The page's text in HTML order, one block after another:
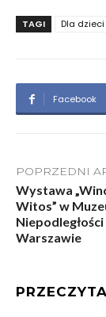
TAGI Dla dzieci
Facebook
POPRZEDNI
Wystawa
Witos” w
Warszawie